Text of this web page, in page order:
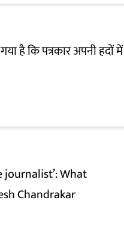
है कि पत्रकार अपनी हदों में
What
Chandrakar